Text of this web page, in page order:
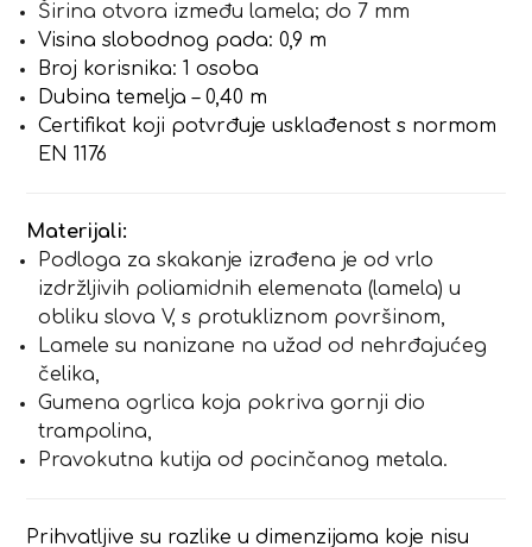
Širina otvora između lamela; do 7 mm
Visina slobodnog pada: 0,9 m
Broj korisnika: 1 osoba
Dubina temelja – 0,40 m
Certifikat koji potvrđuje usklađenost s normom
EN 1176
Materijali:
Podloga za skakanje izrađena je od vrlo
izdržljivih poliamidnih elemenata (lamela) u
obliku slova V, s protukliznom površinom,
Lamele su nanizane na užad od nehrđajućeg
čelika,
Gumena ogrlica koja pokriva gornji dio
trampolina,
Pravokutna kutija od pocinčanog metala.
Prihvatljive su razlike u dimenzijama koje nisu